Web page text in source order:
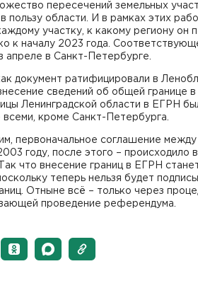
пересечений земельных
пользу области. И в рамках этих
участку, к какому региону он
к началу 2023 года.
апреле в Санкт-Петербурге.
документ ратифицировали в
сведений об общей границе
Ленинградской области в ЕГРН
всеми, кроме Санкт-Петербурга.
первоначальное соглашение
году, после этого – происходило
что внесение границ в ЕГРН
теперь нельзя будет
Отныне всё – только через
проведение референдума.